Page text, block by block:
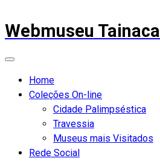
Webmuseu
Home
Coleções On-line
Cidade Palimpséstica
Travessia
Museus mais Visitados
Rede Social